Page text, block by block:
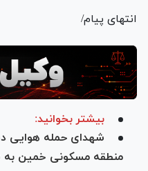
انتهای پیام/
بیشتر بخوانید:
شهدای حمله هوایی
منطقه مسکونی خمین به ۵ تن رسید